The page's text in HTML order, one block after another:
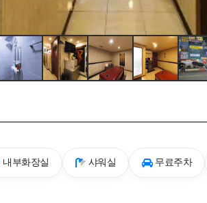
내부화장실 샤워실 무료주차